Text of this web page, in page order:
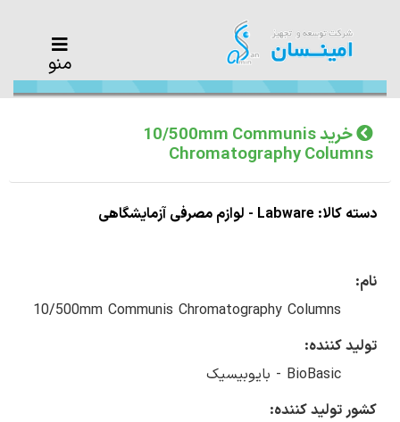
منو
خرید 10/500mm Communis
Chromatography Columns
دسته کالا: Labware - لوازم مصرفی آزمایشگاهی
نام:
10/500mm Communis Chromatography Columns
تولید کننده:
BioBasic - بایوبیسیک
کشور تولید کننده: